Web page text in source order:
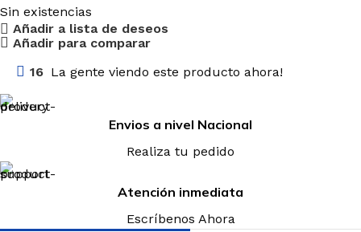
Sin existencias
Añadir a lista de deseos
Añadir para comparar
16 La gente viendo este producto ahora!
Envios a nivel Nacional
Realiza tu pedido
Atención inmediata
Escríbenos Ahora